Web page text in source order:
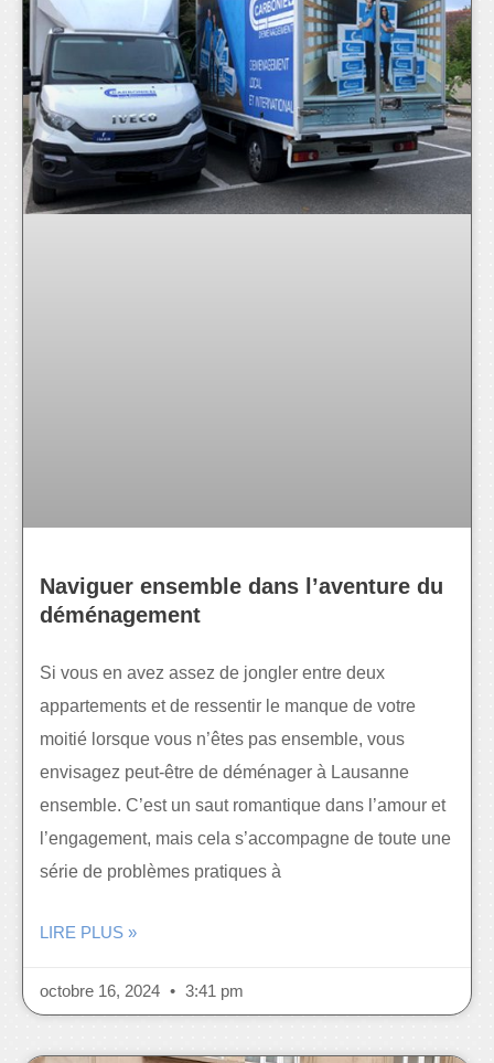
Naviguer ensemble dans l’aventure du
déménagement
Si vous en avez assez de jongler entre deux
appartements et de ressentir le manque de votre
moitié lorsque vous n’êtes pas ensemble, vous
envisagez peut-être de déménager à Lausanne
ensemble. C’est un saut romantique dans l’amour et
l’engagement, mais cela s’accompagne de toute une
série de problèmes pratiques à
LIRE PLUS »
octobre 16, 2024 3:41 pm